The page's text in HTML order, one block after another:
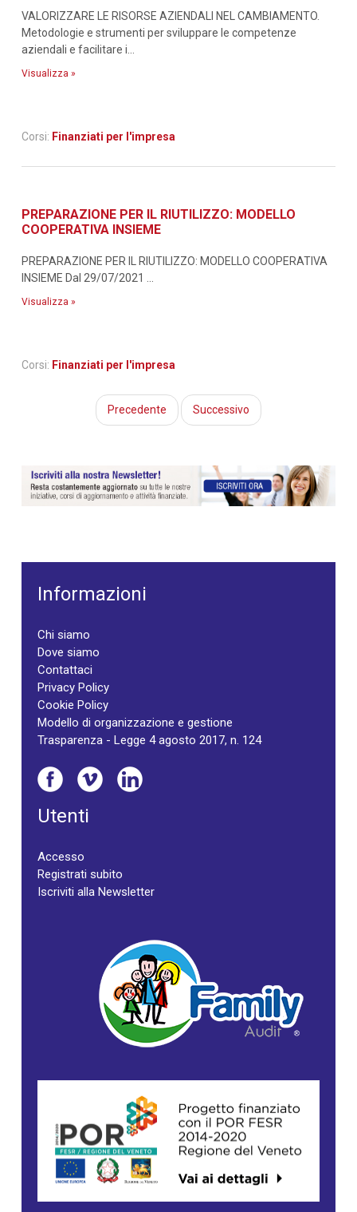
VALORIZZARE LE RISORSE AZIENDALI NEL CAMBIAMENTO.
Metodologie e strumenti per sviluppare le competenze
aziendali e facilitare i...
Visualizza »
Corsi: Finanziati per l'impresa
PREPARAZIONE PER IL RIUTILIZZO: MODELLO
COOPERATIVA INSIEME
PREPARAZIONE PER IL RIUTILIZZO: MODELLO COOPERATIVA
INSIEME Dal 29/07/2021 ...
Visualizza »
Corsi: Finanziati per l'impresa
Precedente Successivo
Informazioni
Chi siamo
Dove siamo
Contattaci
Privacy Policy
Cookie Policy
Modello di organizzazione e gestione
Trasparenza - Legge 4 agosto 2017, n. 124
Utenti
Accesso
Registrati subito
Iscriviti alla Newsletter